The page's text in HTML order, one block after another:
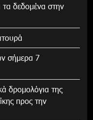
τα δεδομένα στην
σήμερα 7
δρομολόγια της
προς την